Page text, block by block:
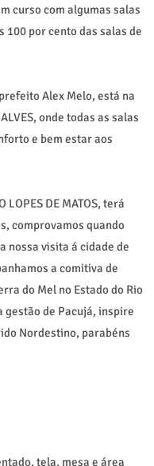
curso com algumas salas
por cento das salas de
Alex Melo, está na
onde todas as salas
e bem estar aos
DE MATOS, terá
comprovamos quando
nossa visita á cidade de
a comitiva de
do Mel no Estado do Rio
gestão de Pacujá, inspire
Nordestino, parabéns